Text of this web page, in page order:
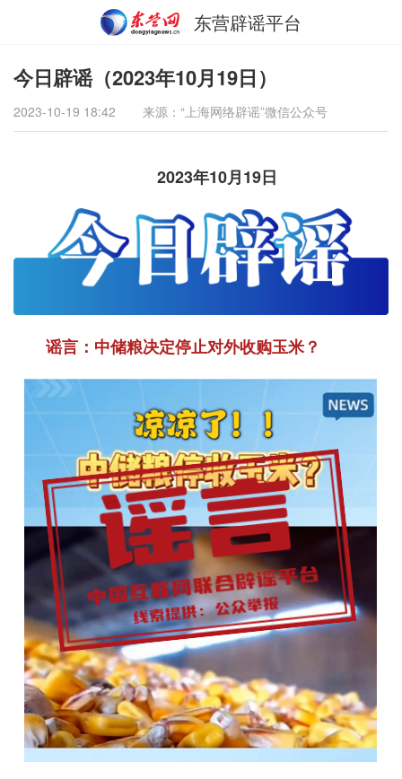
东营辟谣平台
今日辟谣（2023年10月19日）
2023-10-19 18:42 来源：“上海网络辟谣”微信公众号
2023年10月19日
谣言：中储粮决定停止对外收购玉米？